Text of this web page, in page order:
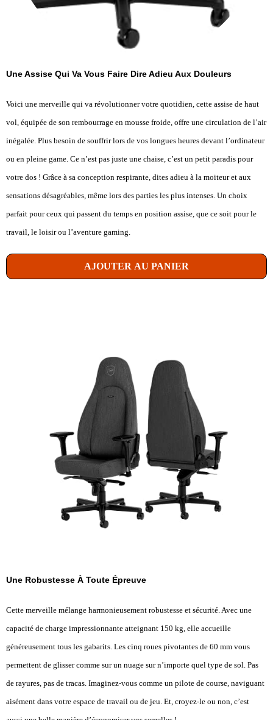
Une Assise Qui Va Vous Faire Dire Adieu Aux Douleurs
Voici une merveille qui va révolutionner votre quotidien, cette assise de haut
vol, équipée de son rembourrage en mousse froide, offre une circulation de l’air
inégalée. Plus besoin de souffrir lors de vos longues heures devant l’ordinateur
ou en pleine game. Ce n’est pas juste une chaise, c’est un petit paradis pour
votre dos ! Grâce à sa conception respirante, dites adieu à la moiteur et aux
sensations désagréables, même lors des parties les plus intenses. Un choix
parfait pour ceux qui passent du temps en position assise, que ce soit pour le
travail, le loisir ou l’aventure gaming.
AJOUTER AU PANIER
Une Robustesse À Toute Épreuve
Cette merveille mélange harmonieusement robustesse et sécurité. Avec une
capacité de charge impressionnante atteignant 150 kg, elle accueille
généreusement tous les gabarits. Les cinq roues pivotantes de 60 mm vous
permettent de glisser comme sur un nuage sur n’importe quel type de sol. Pas
de rayures, pas de tracas. Imaginez-vous comme un pilote de course, naviguant
aisément dans votre espace de travail ou de jeu. Et, croyez-le ou non, c’est